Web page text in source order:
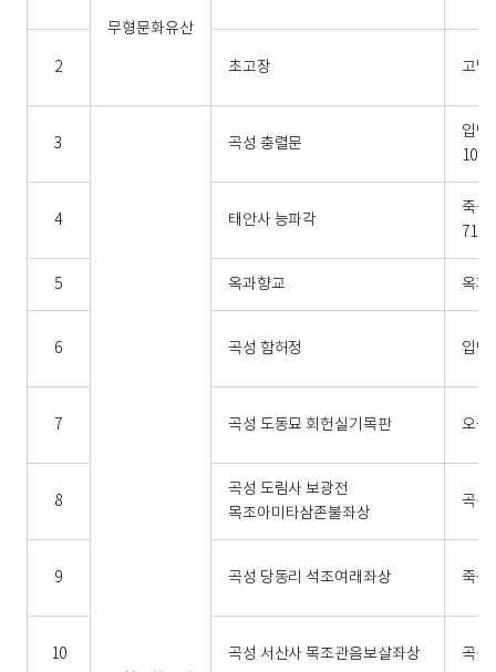
무형문화유산
2 초고장 고달
3 곡성 충렬문
입면
101-
4 태안사 능파각
죽곡
71
5 옥과향교 옥과
6 곡성 함허정 입면
7 곡성 도동묘 회헌실기목판 오곡
8
곡성 도림사 보광전
목조아미타삼존불좌상
곡성
9 곡성 당동리 석조여래좌상 죽곡
10 곡성 서산사 목조관음보살좌상 곡성